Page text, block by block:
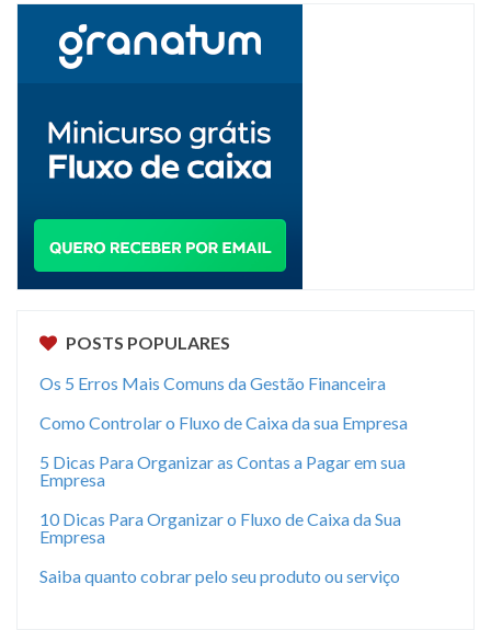
POSTS POPULARES
Os 5 Erros Mais Comuns da Gestão Financeira
Como Controlar o Fluxo de Caixa da sua Empresa
5 Dicas Para Organizar as Contas a Pagar em sua
Empresa
10 Dicas Para Organizar o Fluxo de Caixa da Sua
Empresa
Saiba quanto cobrar pelo seu produto ou serviço